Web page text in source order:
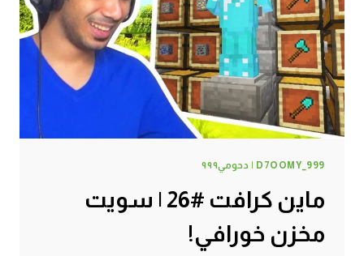
D7OOMY_999 | دحومي٩٩٩
ماين كرافت #26 | سويت
مخزن خورافي!